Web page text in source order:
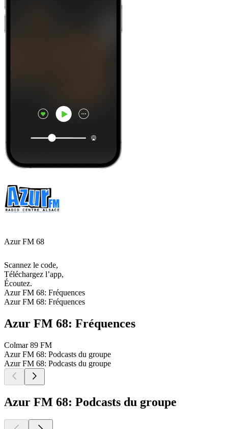
Azur FM 68
Scannez le code,
Téléchargez l’app,
Écoutez.
Azur FM 68: Fréquences
Azur FM 68: Fréquences
Azur FM 68: Fréquences
Colmar 89 FM
Azur FM 68: Podcasts du groupe
Azur FM 68: Podcasts du groupe
Azur FM 68: Podcasts du groupe